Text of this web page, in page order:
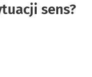
sens?